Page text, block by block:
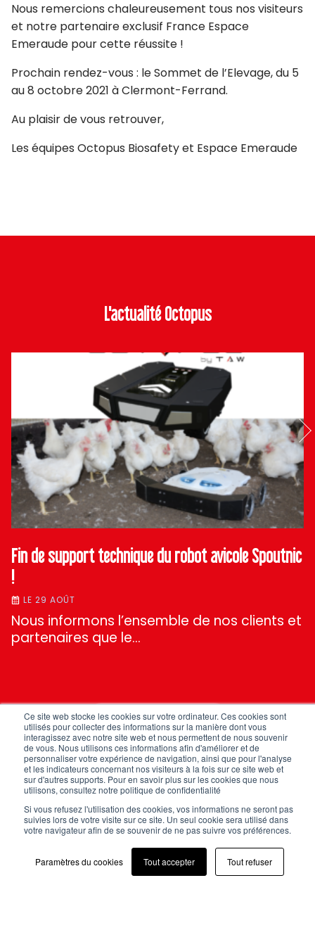
Ce site web stocke les cookies sur votre ordinateur. Ces cookies sont
utilisés pour collecter des informations sur la manière dont vous
interagissez avec notre site web et nous permettent de nous souvenir
de vous. Nous utilisons ces informations afin d'améliorer et de
personnaliser votre expérience de navigation, ainsi que pour l'analyse
et les indicateurs concernant nos visiteurs à la fois sur ce site web et
sur d'autres supports. Pour en savoir plus sur les cookies que nous
utilisons, consultez notre politique de confidentialité
Si vous refusez l'utilisation des cookies, vos informations ne seront pas
suivies lors de votre visite sur ce site. Un seul cookie sera utilisé dans
votre navigateur afin de se souvenir de ne pas suivre vos préférences.
Paramètres du cookies Tout accepter Tout refuser
Nous remercions chaleureusement tous nos visiteurs
et notre partenaire exclusif France Espace
Emeraude pour cette réussite !
Prochain rendez-vous : le Sommet de l’Elevage, du 5
au 8 octobre 2021 à Clermont-Ferrand.
Au plaisir de vous retrouver,
Les équipes Octopus Biosafety et Espace Emeraude
L'actualité Octopus
Fin de support technique du robot avicole Spoutnic
!
LE 29 AOÛT
Nous informons l’ensemble de nos clients et
partenaires que le…
TOUTES NOS ACTUS
FAQ
NOUS CONTACTER